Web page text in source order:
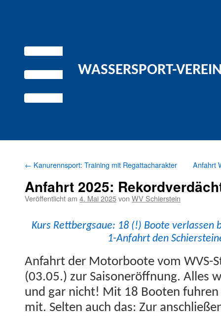
WASSERSPORT-
← Kanurennsport: Training mit Regattacharakter Anfahrt
Anfahrt 2025:
Veröffentlicht am 4. Mai 2025von WV Schierstein
Kurs Ret­tbergsaue: 18 (!) Boote ver­lassen
1-Anfahrt den
Anfahrt der Motor­boote vom WVS-
(03.05.) zur Saison­eröff­nung. Alles
und gar nicht! Mit 18 Booten
mit. Sel­ten auch das: Zur